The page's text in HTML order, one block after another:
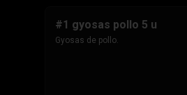
#1 gyosas pollo 5 u
Gyosas de pollo.